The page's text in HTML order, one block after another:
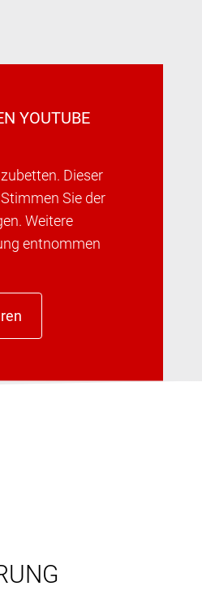
YOUTUBE
Dieser
Sie der
Weitere
entnommen